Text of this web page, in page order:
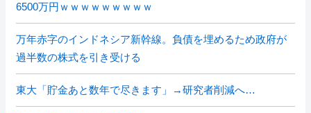
6500万円ｗｗｗｗｗｗｗｗｗ
万年赤字のインドネシア新幹線。負債を埋めるため政府が
過半数の株式を引き受ける
東大「貯金あと数年で尽きます」→研究者削減へ…